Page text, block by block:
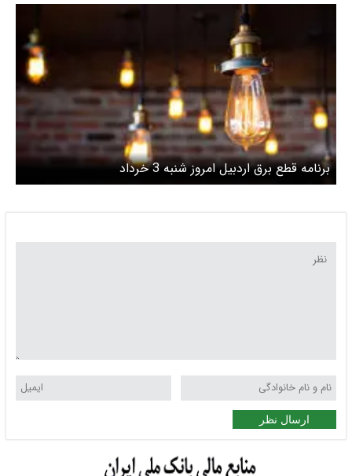
برنامه قطع برق اردبیل امروز شنبه 3 خرداد
ارسال نظر